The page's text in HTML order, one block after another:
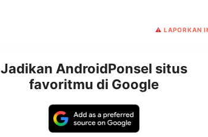
⚠️ LAPORKAN
Jadikan AndroidPonsel situs
favoritmu di Google